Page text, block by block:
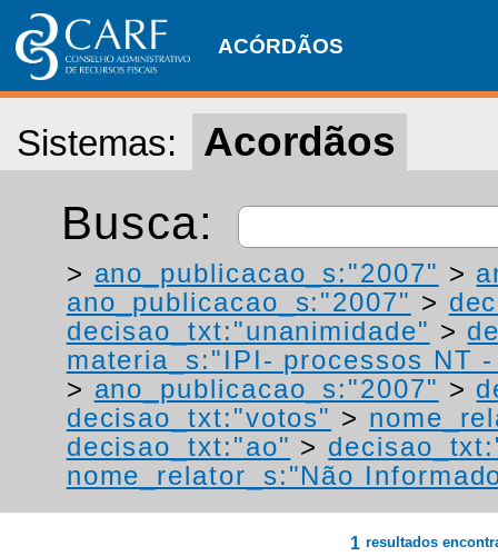
ACÓRDÃOS
Sistemas: Acordãos
Busca:
> ano_publicacao_s:"2007" >
ano_publicacao_s:"2007" >
decisao_txt:"unanimidade" >
materia_s:"IPI- processos NT
> ano_publicacao_s:"2007" >
decisao_txt:"votos" >
decisao_txt:"ao" >
nome_relator_s:"Não
1 resultados